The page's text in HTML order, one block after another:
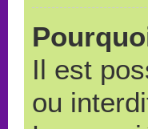
Il est
ou